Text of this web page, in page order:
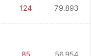
124 79.893